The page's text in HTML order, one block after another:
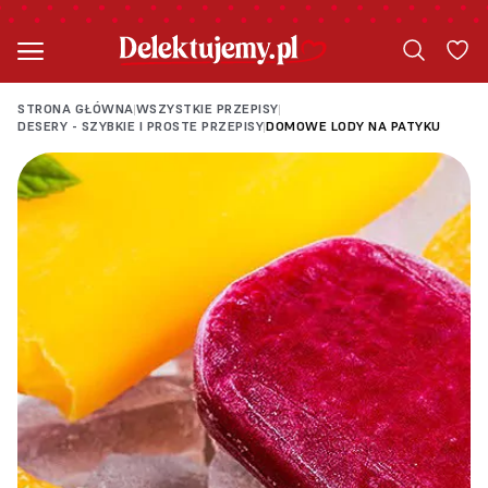
STRONA GŁÓWNA|WSZYSTKIE PRZEPISY|
DESERY - SZYBKIE I PROSTE PRZEPISY|DOMOWE LODY NA PATYKU